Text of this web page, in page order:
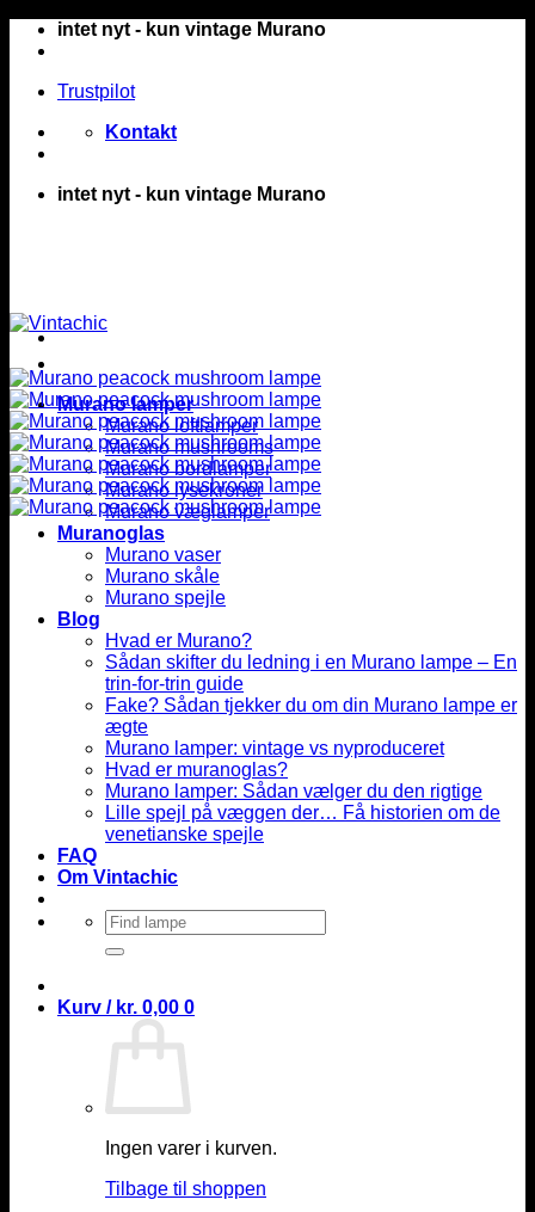
Fortsætintet nyt - kun vintage Murano
Trustpilot
Kontakt
intet nyt - kun vintage Murano
Murano lamper
Murano loftlamper
Murano mushrooms
Murano bordlamper
Murano lysekroner
Murano væglamper
Muranoglas
Murano vaser
Murano skåle
Murano spejle
Blog
Hvad er Murano?
Sådan skifter du ledning i en Murano lampe – En
trin-for-trin guide
Fake? Sådan tjekker du om din Murano lampe er
ægte
Murano lamper: vintage vs nyproduceret
Hvad er muranoglas?
Murano lamper: Sådan vælger du den rigtige
Lille spejl på væggen der… Få historien om de
venetianske spejle
FAQ
Om Vintachic
Søg
efter:
Kurv / kr. 0,00 0
Ingen varer i kurven.
Tilbage til shoppen